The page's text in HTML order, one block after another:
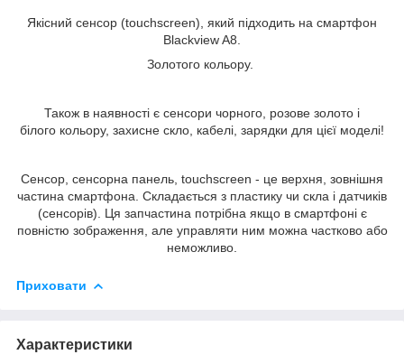
Якісний сенсор (touchscreen), який підходить на смартфон
Blackview A8.
Золотого кольору.
Також в наявності є сенсори чорного, розове золото і
білого кольору, захисне скло, кабелі, зарядки для цієї моделі!
Сенсор, сенсорна панель, touchscreen - це верхня, зовнішня
частина смартфона. Складається з пластику чи скла і датчиків
(сенсорів). Ця запчастина потрібна якщо в смартфоні є
повністю зображення, але управляти ним можна частково або
неможливо.
Приховати
Характеристики